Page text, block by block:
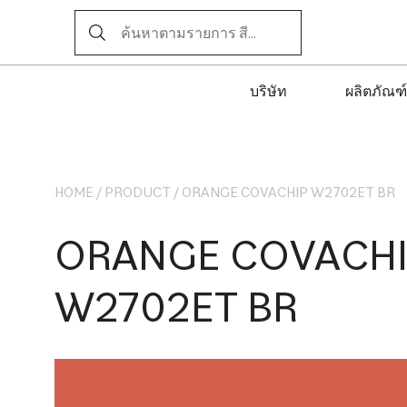
บริษัท ผลิตภัณฑ์
HOME / PRODUCT / ORANGE COVACHIP W2702ET BR
ORANGE
W2702ET BR